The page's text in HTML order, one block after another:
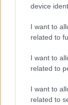
device
I want to
related to
I want to
related to
I want to
related to